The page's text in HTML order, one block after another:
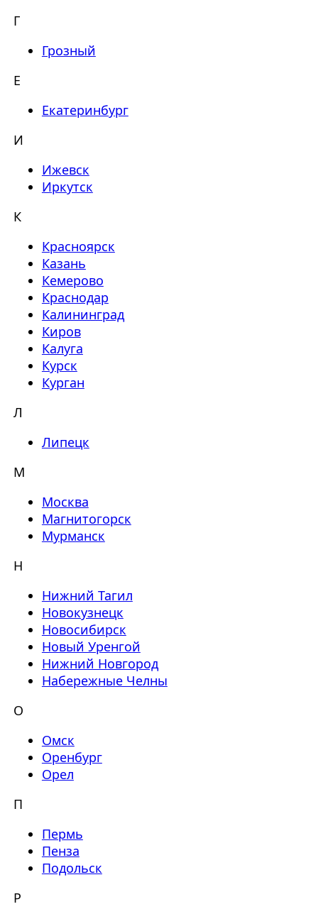
Г
Грозный
Е
Екатеринбург
И
Ижевск
Иркутск
К
Красноярск
Казань
Кемерово
Краснодар
Калининград
Киров
Калуга
Курск
Курган
Л
Липецк
М
Москва
Магнитогорск
Мурманск
Н
Нижний Тагил
Новокузнецк
Новосибирск
Новый Уренгой
Нижний Новгород
Набережные Челны
О
Омск
Оренбург
Орел
П
Пермь
Пенза
Подольск
Р